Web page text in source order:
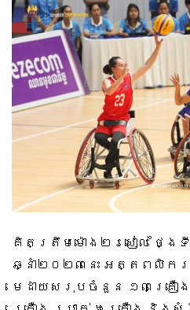
គិតត្រឹមម៉ោង២រសៀល ថ្ងៃទី
ឆ្នាំ២០២៣នេះ អត្តពលិក
មេដាយសរុបចំនួន ១៣គ្រឿង